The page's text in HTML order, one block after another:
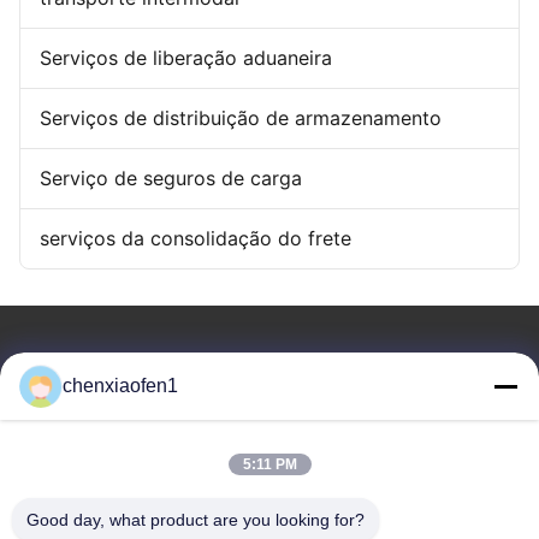
Serviços de liberação aduaneira
Serviços de distribuição de armazenamento
Serviço de seguros de carga
serviços da consolidação do frete
Serviços de gestão Co. da empresa da Rota da Seda
chenxiaofen1
5:11 PM
Good day, what product are you looking for?